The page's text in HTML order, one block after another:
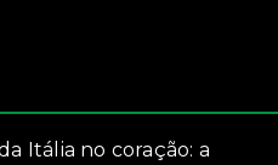
Itália no coração: a